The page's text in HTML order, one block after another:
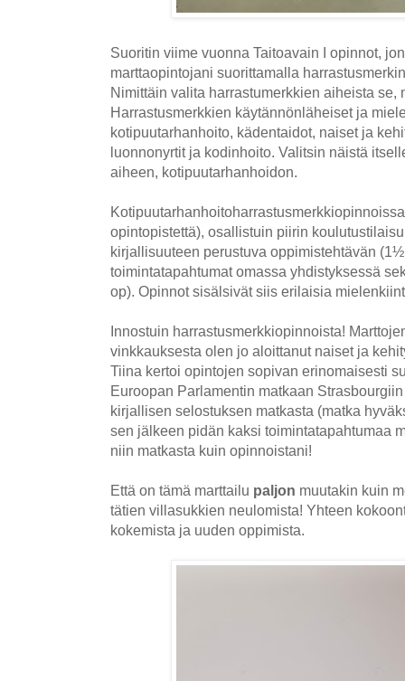
Suoritin viime vuonna Taitoavain I opinnot,
marttaopintojani suorittamalla
Nimittäin valita harrastumerkkien aiheista se,
Harrastusmerkkien käytännönläheiset ja
kotipuutarhanhoito, kädentaidot, naiset ja
luonnonyrtit ja kodinhoito. Valitsin näistä
aiheen, kotipuutarhanhoidon.
opintopistettä), osallistuin piirin
kirjallisuuteen perustuva oppimistehtävän
toimintatapahtumat omassa yhdistyksessä
op). Opinnot sisälsivät siis erilaisia
Innostuin harrastusmerkkiopinnoista!
vinkkauksesta olen jo aloittanut naiset ja
Tiina kertoi opintojen sopivan erinomaisesti
Euroopan Parlamentin matkaan
kirjallisen selostuksen matkasta (matka
sen jälkeen pidän kaksi toimintatapahtumaa
niin matkasta kuin opinnoistani!
Että on tämä marttailu paljon muutakin kuin
tätien villasukkien neulomista! Yhteen
kokemista ja uuden oppimista.